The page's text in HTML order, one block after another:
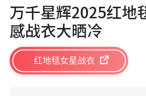
万千星辉2025红地
感战衣大晒冷
红地毯女星战衣